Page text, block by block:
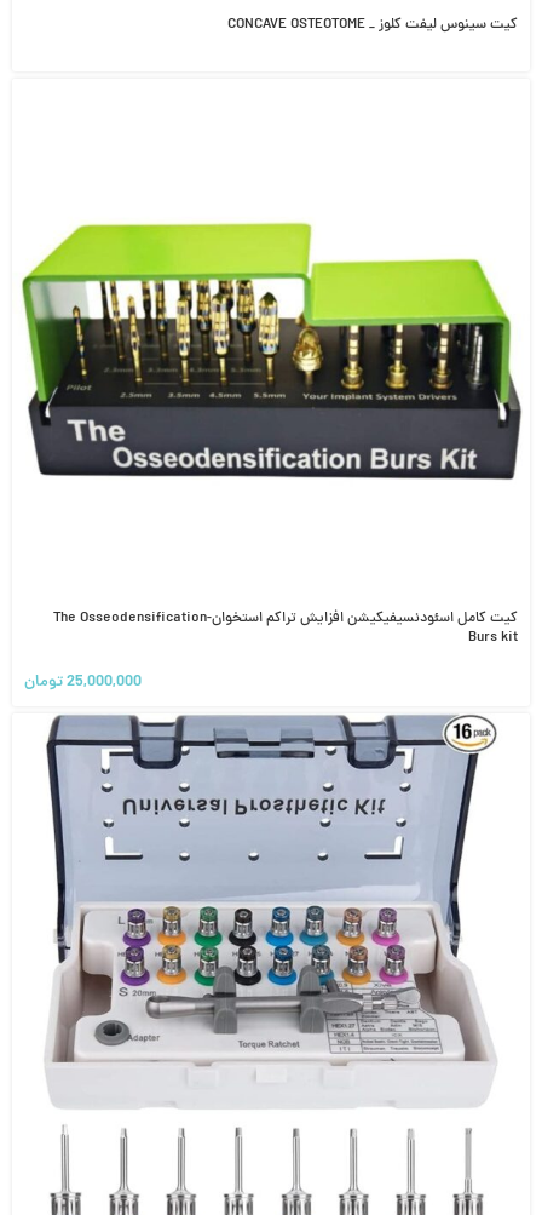
کیت سینوس لیفت کلوز _ CONCAVE OSTEOTOME
کیت کامل اسئودنسیفیکیشن افزایش تراکم استخوان-The Osseodensification
Burs kit
25,000,000تومان